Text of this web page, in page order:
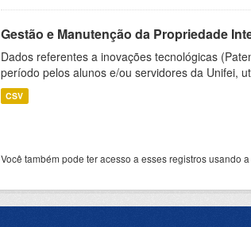
Gestão e Manutenção da Propriedade
Dados referentes a inovações tecnológicas
período pelos alunos e/ou servidores da Unifei,
CSV
Você também pode ter acesso a esses registros usando a